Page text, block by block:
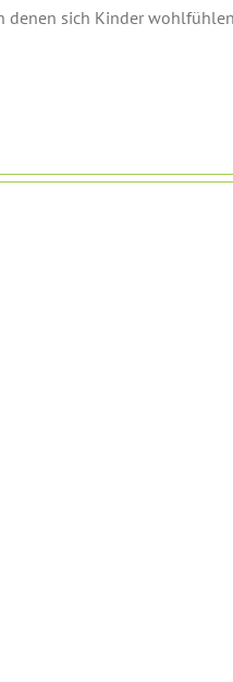
sich Kinder